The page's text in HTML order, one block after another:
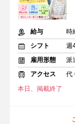
給与
時
シフト
週
雇用形態
派
アクセス
代
本日、掲載終了